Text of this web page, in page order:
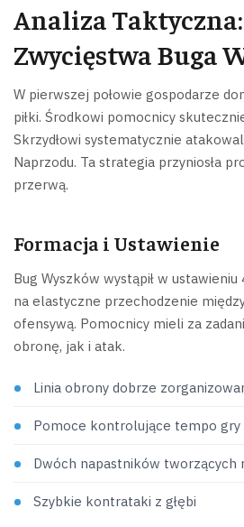
Analiza
Zwycięstwa Buga
W pierwszej połowie gospodarze
piłki. Środkowi pomocnicy
Skrzydłowi systematycznie
Naprzodu. Ta strategia przyniosła
przerwą.
Formacja i Ustawienie
Bug Wyszków wystąpił w
na elastyczne przechodzenie
ofensywą. Pomocnicy mieli za
obronę, jak i atak.
Linia obrony dobrze
Pomoce kontrolujące tempo gry
Dwóch napastników tworzących
Szybkie kontrataki z głębi